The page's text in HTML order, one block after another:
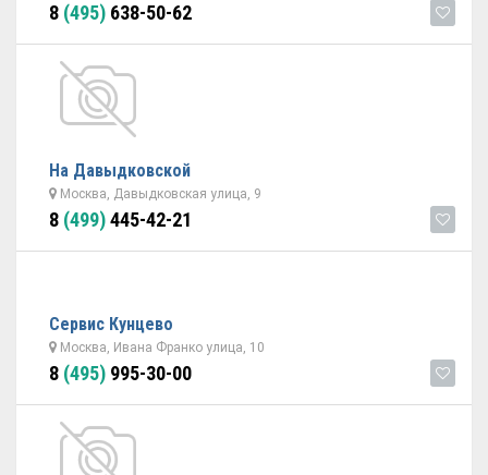
8 (495) 638-50-62
На Давыдковской
Москва, Давыдковская улица, 9
8 (499)445-42-21
Сервис Кунцево
Москва, Ивана Франко улица, 10
8 (495) 995-30-00